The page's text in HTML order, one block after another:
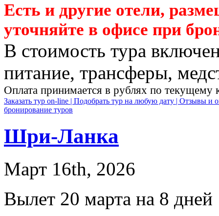
Есть и другие отели,
уточняйте в офисе при
В стоимость тура
питание, трансферы,
Оплата принимается в рублях по текущему
Заказать тур on-line | Подобрать тур на любую дату | Отзывы и
бронирование туров
Шри-Ланка
Март 16th, 2026
Вылет 20 марта на 8 дней